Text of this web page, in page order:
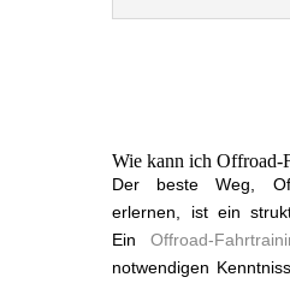
Wie kann ich Offroad-
Der beste Weg,
erlernen, ist ein
Ein Offroad-
notwendigen